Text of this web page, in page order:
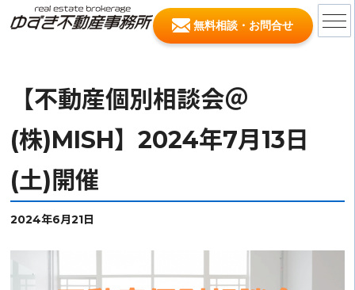
無料相談・お問合せ
【不動産個別相談会＠
(株)MISH】2024年7月13日
(土)開催
2024年6月21日